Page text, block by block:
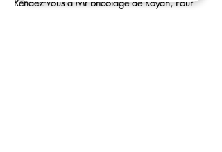
Rendez-Vous à Mr bricolage de Royan, Pour